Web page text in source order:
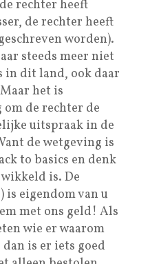
rechter heeft
de rechter heeft
worden).
steeds meer niet
in dit land, ook daar
het is
de rechter de
uitspraak in de
de wetgeving is
to basics en denk
is. De
is eigendom van u
met ons geld! Als
wie er waarom
is er iets goed